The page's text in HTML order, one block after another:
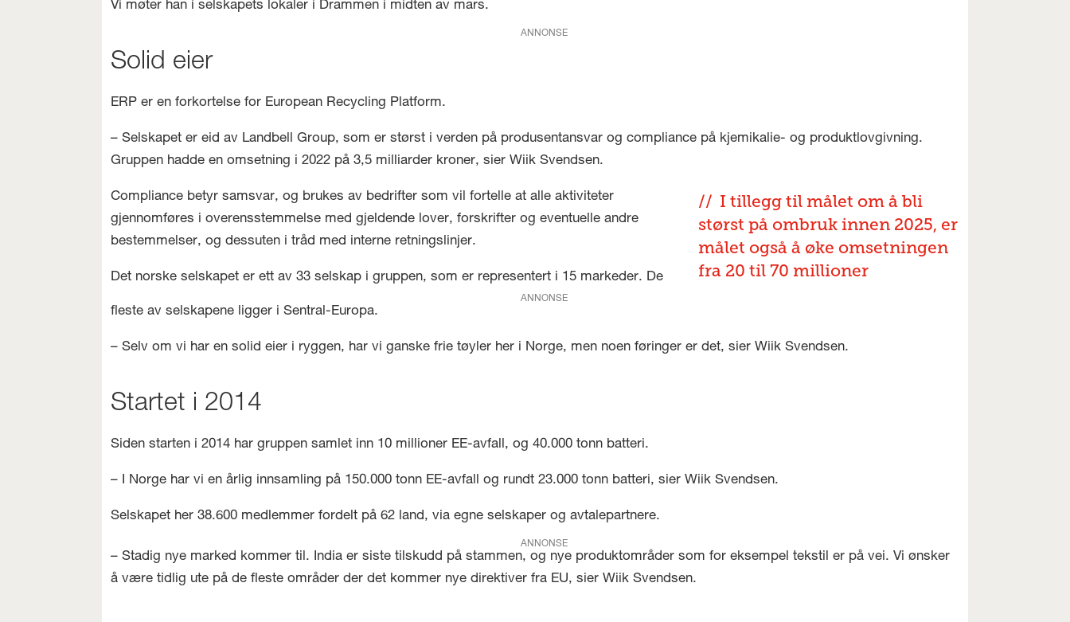
Vi møter han i selskapets lokaler i Drammen i midten av mars.
ANNONSE
Solid eier
ERP er en forkortelse for European Recycling Platform.
– Selskapet er eid av Landbell Group, som er størst i verden på produsentansvar og compliance på kjemikalie- og produktlovgivning.
Gruppen hadde en omsetning i 2022 på 3,5 milliarder kroner, sier Wiik Svendsen.
I tillegg til målet om å bli
størst på ombruk innen 2025, er
målet også å øke omsetningen
fra 20 til 70 millioner
Compliance betyr samsvar, og brukes av bedrifter som vil fortelle at alle aktiviteter
gjennomføres i overensstemmelse med gjeldende lover, forskrifter og eventuelle andre
bestemmelser, og dessuten i tråd med interne retningslinjer.
ANNONSE
Det norske selskapet er ett av 33 selskap i gruppen, som er representert i 15 markeder. De
fleste av selskapene ligger i Sentral-Europa.
– Selv om vi har en solid eier i ryggen, har vi ganske frie tøyler her i Norge, men noen føringer er det, sier Wiik Svendsen.
Startet i 2014
Siden starten i 2014 har gruppen samlet inn 10 millioner EE-avfall, og 40.000 tonn batteri.
– I Norge har vi en årlig innsamling på 150.000 tonn EE-avfall og rundt 23.000 tonn batteri, sier Wiik Svendsen.
Selskapet her 38.600 medlemmer fordelt på 62 land, via egne selskaper og avtalepartnere.
ANNONSE
– Stadig nye marked kommer til. India er siste tilskudd på stammen, og nye produktområder som for eksempel tekstil er på vei. Vi ønsker
å være tidlig ute på de fleste områder der det kommer nye direktiver fra EU, sier Wiik Svendsen.